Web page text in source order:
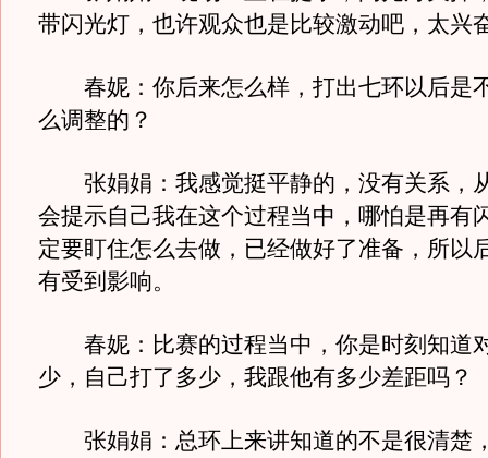
带闪光灯，也许观众也是比较激动吧，太兴
春妮：你后来怎么样，打出七环以后是
么调整的？
张娟娟：我感觉挺平静的，没有关系，
会提示自己我在这个过程当中，哪怕是再有
定要盯住怎么去做，已经做好了准备，所以
有受到影响。
春妮：比赛的过程当中，你是时刻知道
少，自己打了多少，我跟他有多少差距吗？
张娟娟：总环上来讲知道的不是很清楚